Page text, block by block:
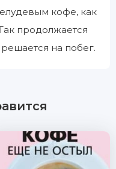
кофе, как
продолжается
на побег.